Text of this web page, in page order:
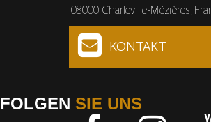
08000 Charleville-Mézières,
KONTAKT
FOLGEN SIE UNS